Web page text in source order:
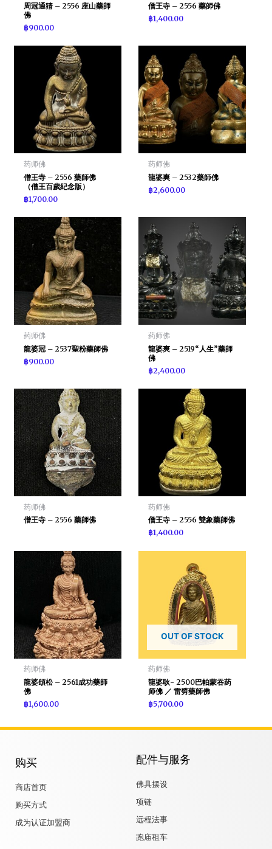
周冠通猜 – 2556 座山藥師
佛
฿900.00
僧王寺 – 2556 藥師佛
฿1,400.00
药师佛
僧王寺 – 2556 藥師佛
（僧王百歲紀念版）
฿1,700.00
药师佛
龍婆爽 – 2532藥師佛
฿2,600.00
药师佛
龍婆冠 – 2537聖粉藥師佛
฿900.00
药师佛
龍婆爽 – 2519“人生”藥師
佛
฿2,400.00
药师佛
僧王寺 – 2556 藥師佛
药师佛
僧王寺 – 2556 雙象藥師佛
฿1,400.00
药师佛
龍婆頌松 – 2561成功藥師
佛
฿1,600.00
OUT OF STOCK
药师佛
龍婆耿- 2500巴帕蒙吞药
师佛 ／ 雷劈藥師佛
฿5,700.00
购买
商店首页
购买方式
成为认证加盟商
配件与服务
佛具摆设
项链
远程法事
跑庙租车